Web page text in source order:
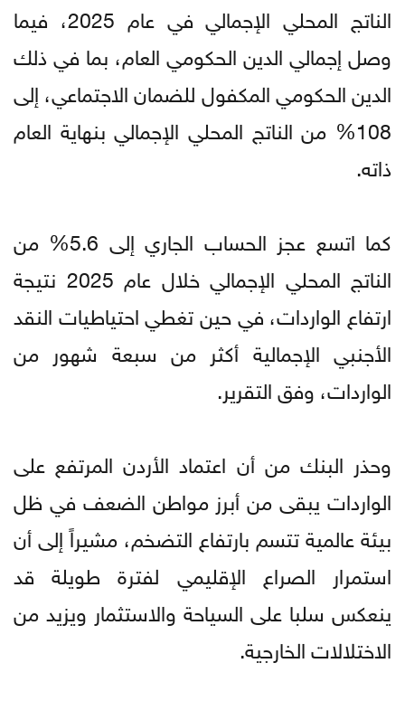
الناتج المحلي الإجمالي في عام 2025، فيما
وصل إجمالي الدين الحكومي العام، بما في ذلك
الدين الحكومي المكفول للضمان الاجتماعي، إلى
108% من الناتج المحلي الإجمالي بنهاية العام
ذاته.
كما اتسع عجز الحساب الجاري إلى 5.6% من
الناتج المحلي الإجمالي خلال عام 2025 نتيجة
ارتفاع الواردات، في حين تغطي احتياطيات النقد
الأجنبي الإجمالية أكثر من سبعة شهور من
الواردات، وفق التقرير.
وحذر البنك من أن اعتماد الأردن المرتفع على
الواردات يبقى من أبرز مواطن الضعف في ظل
بيئة عالمية تتسم بارتفاع التضخم، مشيراً إلى أن
استمرار الصراع الإقليمي لفترة طويلة قد
ينعكس سلبا على السياحة والاستثمار ويزيد من
الاختلالات الخارجية.